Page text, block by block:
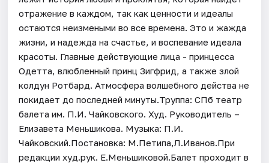
отражение в каждом, так как ценности и идеалы
остаются неизмеными во все времена. Это и жажда
жизни, и надежда на счастье, и воспевание идеала
красоты. Главные действующие лица - принцесса
Одетта, влюбленный принц Зигфрид, а также злой
колдун Ротбард. Атмосфера волшебного действа не
покидает до последней минуты.Труппа: СПб театр
балета им. П.И. Чайковского. Худ. Руководитель –
Елизавета Меньшикова. Музыка: П.И.
Чайковский.Постановка: М.Петипа,Л.Иванов.При
редакции худ.рук. Е.Меньшиковой.Балет проходит в